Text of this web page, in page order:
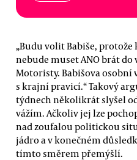
„Budu volit Babiše, protože
nebude muset ANO brát do
Motoristy. Babišova osobní
s krajní pravicí.“ Takový
týdnech několikrát slyšel
vážím. Ačkoliv jej lze
nad zoufalou politickou
jádro a v konečném
tímto směrem přemýšlí.